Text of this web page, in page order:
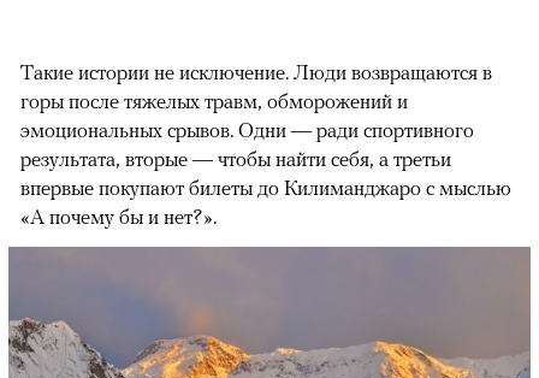
Такие истории не исключение. Люди возвращаются в
горы после тяжелых травм, обморожений и
эмоциональных срывов. Одни — ради спортивного
результата, вторые — чтобы найти себя, а третьи
впервые покупают билеты до Килиманджаро с мыслью
«А почему бы и нет?».